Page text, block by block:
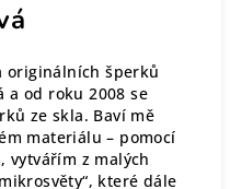
originálních šperků
a od roku 2008 se
ze skla. Baví mě
materiálu – pomocí
vytvářím z malých
které dále